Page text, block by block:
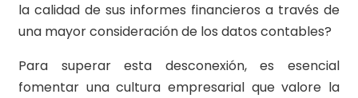
la calidad de sus informes financieros a través de
una mayor consideración de los datos contables?
Para superar esta desconexión, es esencial
fomentar una cultura empresarial que valore la